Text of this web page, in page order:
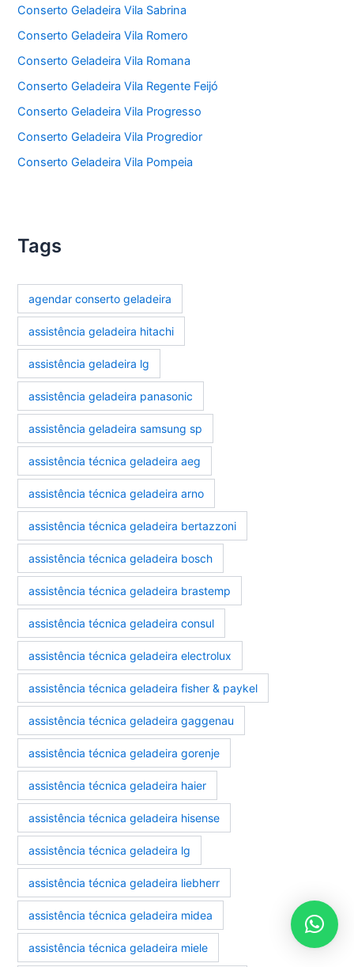
Conserto Geladeira Vila Sabrina
Conserto Geladeira Vila Romero
Conserto Geladeira Vila Romana
Conserto Geladeira Vila Regente Feijó
Conserto Geladeira Vila Progresso
Conserto Geladeira Vila Progredior
Conserto Geladeira Vila Pompeia
Tags
agendar conserto geladeira
assistência geladeira hitachi
assistência geladeira lg
assistência geladeira panasonic
assistência geladeira samsung sp
assistência técnica geladeira aeg
assistência técnica geladeira arno
assistência técnica geladeira bertazzoni
assistência técnica geladeira bosch
assistência técnica geladeira brastemp
assistência técnica geladeira consul
assistência técnica geladeira electrolux
assistência técnica geladeira fisher & paykel
assistência técnica geladeira gaggenau
assistência técnica geladeira gorenje
assistência técnica geladeira haier
assistência técnica geladeira hisense
assistência técnica geladeira lg
assistência técnica geladeira liebherr
assistência técnica geladeira midea
assistência técnica geladeira miele